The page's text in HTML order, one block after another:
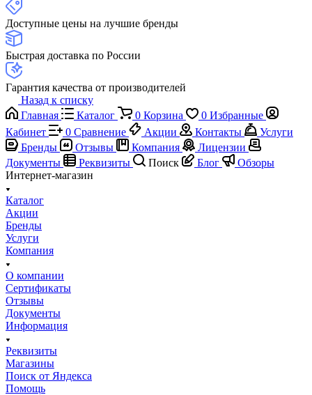
Доступные цены на лучшие бренды
Быстрая доставка по России
Гарантия качества от производителей
Назад к списку
Главная
Каталог 0 Корзина 0 Избранные
Кабинет
0 Сравнение Акции Контакты
Услуги
Бренды
Отзывы Компания
Лицензии
Документы
Реквизиты Поиск Блог
Обзоры
Интернет-магазин
Каталог
Акции
Бренды
Услуги
Компания
О компании
Сертификаты
Отзывы
Документы
Информация
Реквизиты
Магазины
Поиск от Яндекса
Помощь